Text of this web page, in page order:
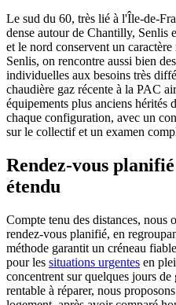
Le sud du 60, très lié à l'Île-de-
dense autour de Chantilly, Senlis
et le nord conservent un
Senlis, on rencontre aussi bien
individuelles aux besoins très
chaudière gaz récente à la PAC
équipements plus anciens hérités
chaque configuration, avec un
sur le collectif et un examen
Rendez-vous
étendu
Compte tenu des distances, nous
rendez-vous planifié, en
méthode garantit un créneau
pour les situations urgentes en
concentrent sur quelques jours
rentable à réparer, nous